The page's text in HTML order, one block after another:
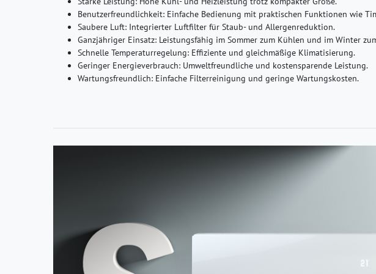
Benutzerfreundlichkeit: Einfache Bedienung mit praktischen Funktionen wie
Saubere Luft: Integrierter Luftfilter für Staub- und Allergenreduktion.
Ganzjähriger Einsatz: Leistungsfähig im Sommer zum Kühlen und im Winter
Schnelle Temperaturregelung: Effiziente und gleichmäßige Klimatisierung.
Geringer Energieverbrauch: Umweltfreundliche und kostensparende Leistung.
Wartungsfreundlich: Einfache Filterreinigung und geringe Wartungskosten.